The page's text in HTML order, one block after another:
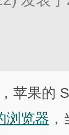
苹果的
浏览器